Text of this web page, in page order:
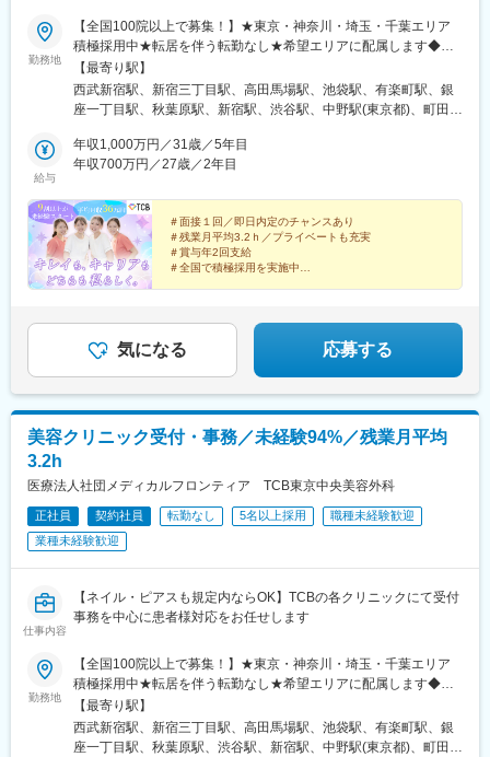
勤務地
【全国100院以上で募集！】★東京・神奈川・埼玉・千葉エリア
積極採用中★転居を伴う転勤なし★希望エリアに配属します◆ク
リニック一覧＜全国100院以上展開＞【北海道・東北】旭川駅前
院、青森院、盛岡院、秋田院、山形院、仙台駅前院、福島院、郡
山院 など【関東】新宿東口院、池袋駅前院、品川院、秋葉原
横浜院、大宮東口院、水戸院、つくば院、宇都宮院、高崎院、前
橋院 など【中部】名古屋駅前院 、名古屋栄院、金山院、岐阜
院、長野院、松本院、山梨甲府駅前院 など【近畿】梅田大阪駅
前院、大阪阪急梅田駅前院、枚方院、天王寺院、堺院、なんば
院、心斎橋院、京都駅前院、奈良院、和歌山院、四日市院 など
【中四国】広島院、福山院、松山院、高松院、高知院、徳島院、
松江院、周南徳山駅ビル院 など【九州・沖縄】小倉院、佐賀
煙対策】屋内原則禁煙
【最寄り駅】
西武新宿駅、新宿三丁目駅、高田馬場駅、池袋駅、有楽町駅、銀
座一丁目駅、秋葉原駅、新宿駅、渋谷駅、中野駅(東京都)、町田
浜駅、横浜駅、川崎駅、藤沢駅、本厚木駅、大宮駅(埼玉県)、川口
駅、川越駅、南越谷駅、宇都宮駅、水戸駅、つくば駅、千葉駅、
駅、さっぽろ駅、あおば通駅、福島駅(福島県)、郡山駅(福島県)、
青森駅、盛岡駅、山形駅、秋田駅、矢場町駅、近鉄名古屋駅、金
山駅(愛知県)、豊田市駅、駅前大通駅、名鉄岐阜駅、静岡駅、新浜
松駅、三島広小路駅、長野駅、松本駅、北鉄金沢駅、新潟駅、近
鉄四日市駅、電鉄富山駅、福井駅、甲府駅、東梅田駅、大阪難波
前駅、西梅田駅、心斎橋駅、京都駅、烏丸駅、三ノ宮駅、姫路
駅、近鉄奈良駅、和歌山駅、草津駅(滋賀県)、徳山駅、立町駅、福
分駅、県庁前駅(沖縄県)、新宿西口駅、新宿駅(東京メトロ)、学習
院下駅、東池袋駅、日比谷駅、銀座駅、岩本町駅、立川駅、京王
駅、石上駅、新越谷駅、宇都宮駅東口駅、新千葉駅、栄町駅(千葉
県)、船橋駅、札幌駅、仙台駅(地下鉄)、曽根田駅、栄駅(愛知県)、
名古屋駅、西高蔵駅、新豊田駅、新豊橋駅、岐阜駅、新静岡駅、
浜松駅、三島田町駅、市役所前駅(長野県)、金沢駅、あすなろう四
駅、大阪阿部野橋駅、北新地駅、四ツ橋駅、七条駅、四条駅(京都
市営)、三宮駅(神戸新交通)、山陽姫路駅、田中口駅、八丁堀駅(広
駅、小倉駅(福岡県)、東比恵駅、鹿児島中央駅、水道町駅、五島町
駅、旭橋駅、西早稲田駅、末広町駅(東京都)、立川南駅、高輪ゲー
トウェイ駅、九品仏駅、新高島駅、東宿郷駅、葭川公園駅、大神
宮下駅、大通駅、仙台駅、栄町駅(愛知県)、国際センター駅、日吉
町駅、第一通り駅、三島駅、七ツ屋駅、富山駅、福井城址大名町
給与
年収1,000万円／31歳／5年目
年収700万円／27歳／2年目
＃面接１回／即日内定のチャンスあり
＃残業月平均3.2ｈ／プライベートも充実
＃賞与年2回支給
＃全国で積極採用を実施中
スよく実現できます！
気になる 応募する
美容クリニック受付・事務／未経験94%／残業月平均
3.2h
医療法人社団メディカルフロンティア TCB東京中央美容外科
正社員 契約社員 転勤なし 5名以上採用
職種未経験歓迎
業種未経験歓迎
仕事内容
【ネイル・ピアスも規定内ならOK】TCBの各クリニックにて受付
事務を中心に患者様対応をお任せします
勤務地
【全国100院以上で募集！】★東京・神奈川・埼玉・千葉エリア
積極採用中★転居を伴う転勤なし★希望エリアに配属します◆ク
リニック一覧＜全国100院以上展開＞【北海道・東北】旭川駅前
院、青森院、盛岡院、秋田院、山形院、仙台駅前院、福島院、郡
山院 など【関東】新宿東口院、池袋駅前院、品川院、秋葉原
【最寄り駅】
西武新宿駅、新宿三丁目駅、高田馬場駅、池袋駅、有楽町駅、銀
座一丁目駅、秋葉原駅、渋谷駅、新宿駅、中野駅(東京都)、町田